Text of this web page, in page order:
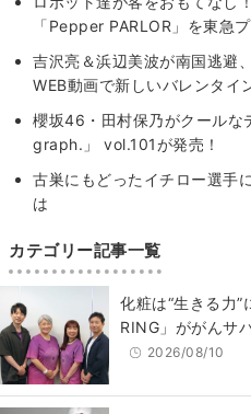
「Pepper PARLOR」を東急
吉沢亮＆浜辺美波が南国逃避
WEB動画で新しいバレンタイ
櫻坂46・田村保乃がクール
graph.」 vol.101が発売！
古巣にもどったイチロー選手
は
カテゴリー記事一覧
化粧は“生きる力”
RING」ががんサ
2026/08/10